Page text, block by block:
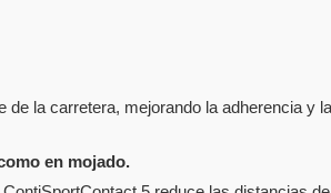
la carretera, mejorando la adherencia y
en mojado.